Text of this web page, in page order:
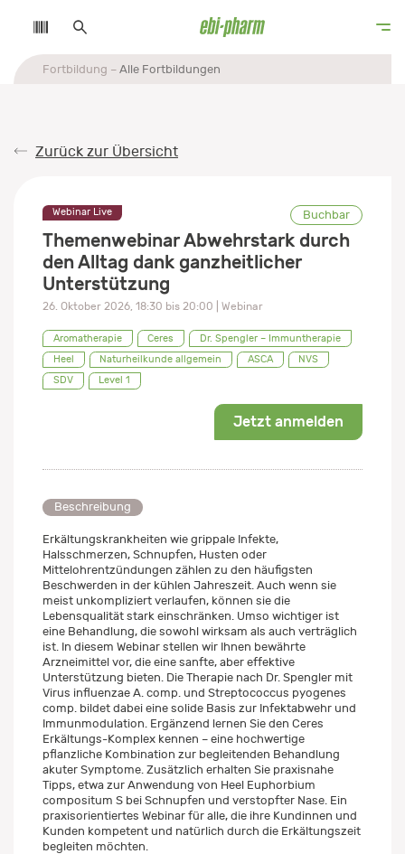
Fortbildung Alle Fortbildungen
Zurück zur Übersicht
Webinar Live Buchbar
Themenwebinar Abwehrstark durch
den Alltag dank ganzheitlicher
Unterstützung
26. Oktober 2026, 18:30 bis 20:00 | Webinar
Aromatherapie Ceres
Dr. Spengler – Immuntherapie
Heel
Naturheilkunde allgemein ASCA
NVS
SDV
Level 1
Jetzt anmelden
Beschreibung
Erkältungskrankheiten wie grippale Infekte,
Halsschmerzen, Schnupfen, Husten oder
Mittelohrentzündungen zählen zu den häufigsten
Beschwerden in der kühlen Jahreszeit. Auch wenn sie
meist unkompliziert verlaufen, können sie die
Lebensqualität stark einschränken. Umso wichtiger ist
eine Behandlung, die sowohl wirksam als auch verträglich
ist. In diesem Webinar stellen wir Ihnen bewährte
Arzneimittel vor, die eine sanfte, aber effektive
Unterstützung bieten. Die Therapie nach Dr. Spengler mit
Virus influenzae A. comp. und Streptococcus pyogenes
comp. bildet dabei eine solide Basis zur Infektabwehr und
Immunmodulation. Ergänzend lernen Sie den Ceres
Erkältungs-Komplex kennen – eine hochwertige
pflanzliche Kombination zur begleitenden Behandlung
akuter Symptome. Zusätzlich erhalten Sie praxisnahe
Tipps, etwa zur Anwendung von Heel Euphorbium
compositum S bei Schnupfen und verstopfter Nase. Ein
praxisorientiertes Webinar für alle, die ihre Kundinnen und
Kunden kompetent und natürlich durch die Erkältungszeit
begleiten möchten.